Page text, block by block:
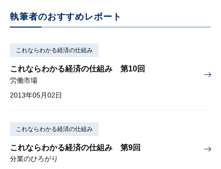
執筆者のおすすめレポート
これならわかる経済の仕組み
これならわかる経済の仕組み 第10回
労働市場
2013年05月02日
これならわかる経済の仕組み
これならわかる経済の仕組み 第9回
分業のひろがり